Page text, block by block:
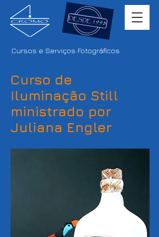
Cursos e Serviços Fotográficos
Curso de
Iluminação Still
ministrado por
Juliana Engler ​